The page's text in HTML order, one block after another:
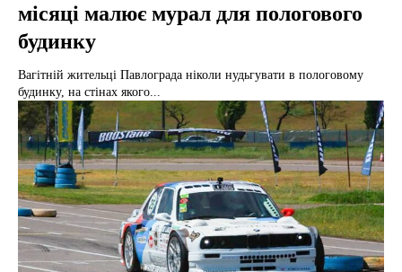
місяці малює мурал для пологового
будинку
Вагітній жительці Павлограда ніколи нудьгувати в пологовому
будинку, на стінах якого...